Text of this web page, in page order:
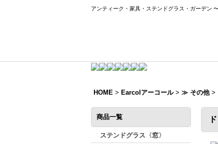
アンティーク・家具・ステンドグラス・ガーデン
HOME > Earcolアーコール > ≫ その他 >
商品一覧
ステンドグラス〈窓〉